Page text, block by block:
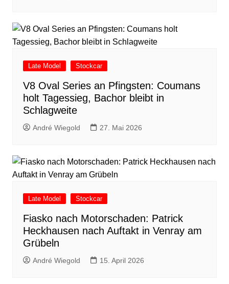
Late Model Stockcar
V8 Oval Series an Pfingsten: Coumans
holt Tagessieg, Bachor bleibt in
Schlagweite
André Wiegold 27. Mai 2026
Late Model Stockcar
Fiasko nach Motorschaden: Patrick
Heckhausen nach Auftakt in Venray am
Grübeln
André Wiegold 15. April 2026